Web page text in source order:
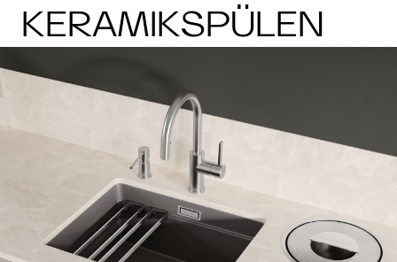
KERAMIKSPÜLEN